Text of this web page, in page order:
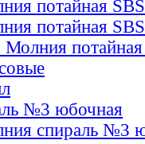
потайная SBS
потайная SBS
№3 юбочная
спираль №3